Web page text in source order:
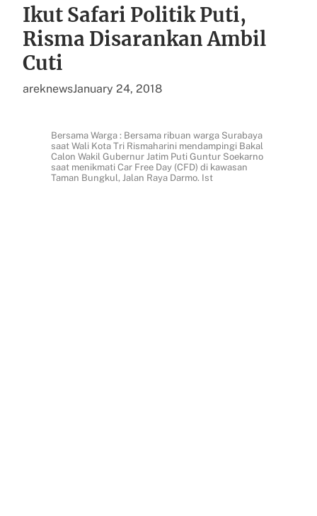
Ikut Safari Politik Puti,
Risma Disarankan Ambil
Cuti
areknewsJanuary 24, 2018
Bersama Warga : Bersama ribuan warga Surabaya
saat Wali Kota Tri Rismaharini mendampingi Bakal
Calon Wakil Gubernur Jatim Puti Guntur Soekarno
saat menikmati Car Free Day (CFD) di kawasan
Taman Bungkul, Jalan Raya Darmo. Ist